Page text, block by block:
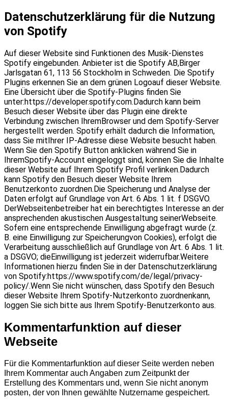
Datenschutzerklärung für die Nutzung
von Spotify
Auf dieser Website sind Funktionen des Musik-Dienstes
Spotify eingebunden. Anbieter ist die Spotify AB,Birger
Jarlsgatan 61, 113 56 Stockholm in Schweden. Die Spotify
Plugins erkennen Sie an dem grünen Logoauf dieser Website.
Eine Übersicht über die Spotify-Plugins finden Sie
unter:https://developer.spotify.com.Dadurch kann beim
Besuch dieser Website über das Plugin eine direkte
Verbindung zwischen IhremBrowser und dem Spotify-Server
hergestellt werden. Spotify erhält dadurch die Information,
dass Sie mitIhrer IP-Adresse diese Website besucht haben.
Wenn Sie den Spotify Button anklicken während Sie in
IhremSpotify-Account eingeloggt sind, können Sie die Inhalte
dieser Website auf Ihrem Spotify Profil verlinken.Dadurch
kann Spotify den Besuch dieser Website Ihrem
Benutzerkonto zuordnen.Die Speicherung und Analyse der
Daten erfolgt auf Grundlage von Art. 6 Abs. 1 lit. f DSGVO.
DerWebseitenbetreiber hat ein berechtigtes Interesse an der
ansprechenden akustischen Ausgestaltung seinerWebseite.
Sofern eine entsprechende Einwilligung abgefragt wurde (z.
B. eine Einwilligung zur Speicherungvon Cookies), erfolgt die
Verarbeitung ausschließlich auf Grundlage von Art. 6 Abs. 1 lit.
a DSGVO; dieEinwilligung ist jederzeit widerrufbar.Weitere
Informationen hierzu finden Sie in der Datenschutzerklärung
von Spotify:https://www.spotify.com/de/legal/privacy-
policy/.Wenn Sie nicht wünschen, dass Spotify den Besuch
dieser Website Ihrem Spotify-Nutzerkonto zuordnenkann,
loggen Sie sich bitte aus Ihrem Spotify-Benutzerkonto aus.
Kommentarfunktion auf dieser
Webseite
Für die Kommentarfunktion auf dieser Seite werden neben
Ihrem Kommentar auch Angaben zum Zeitpunkt der
Erstellung des Kommentars und, wenn Sie nicht anonym
posten, der von Ihnen gewählte Nutzername gespeichert.